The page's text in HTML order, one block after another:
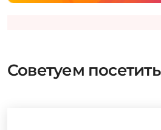
Советуем посетить